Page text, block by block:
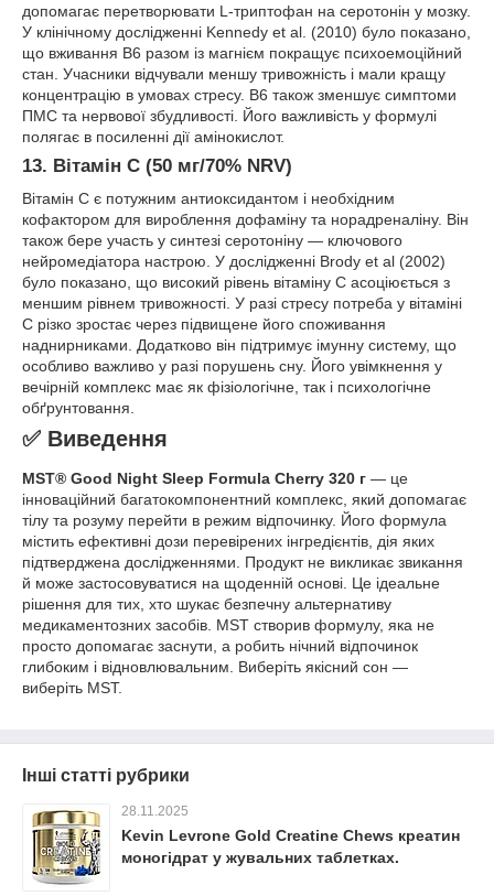
допомагає перетворювати L-триптофан на серотонін у мозку.
У клінічному дослідженні Kennedy et al. (2010) було показано,
що вживання B6 разом із магнієм покращує психоемоційний
стан. Учасники відчували меншу тривожність і мали кращу
концентрацію в умовах стресу. B6 також зменшує симптоми
ПМС та нервової збудливості. Його важливість у формулі
полягає в посиленні дії амінокислот.
13. Вітамін C (50 мг/70% NRV)
Вітамін C є потужним антиоксидантом і необхідним
кофактором для вироблення дофаміну та норадреналіну. Він
також бере участь у синтезі серотоніну — ключового
нейромедіатора настрою. У дослідженні Brody et al (2002)
було показано, що високий рівень вітаміну C асоціюється з
меншим рівнем тривожності. У разі стресу потреба у вітаміні
C різко зростає через підвищене його споживання
наднирниками. Додатково він підтримує імунну систему, що
особливо важливо у разі порушень сну. Його увімкнення у
вечірній комплекс має як фізіологічне, так і психологічне
обґрунтовання.
✅ Виведення
MST® Good Night Sleep Formula Cherry 320 г — це
інноваційний багатокомпонентний комплекс, який допомагає
тілу та розуму перейти в режим відпочинку. Його формула
містить ефективні дози перевірених інгредієнтів, дія яких
підтверджена дослідженнями. Продукт не викликає звикання
й може застосовуватися на щоденній основі. Це ідеальне
рішення для тих, хто шукає безпечну альтернативу
медикаментозних засобів. MST створив формулу, яка не
просто допомагає заснути, а робить нічний відпочинок
глибоким і відновлювальним. Виберіть якісний сон —
виберіть MST.
Інші статті рубрики
28.11.2025
Kevin Levrone Gold Creatine Chews креатин
моногідрат у жувальних таблетках.